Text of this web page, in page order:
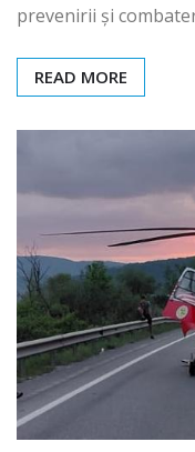
prevenirii și
READ MORE